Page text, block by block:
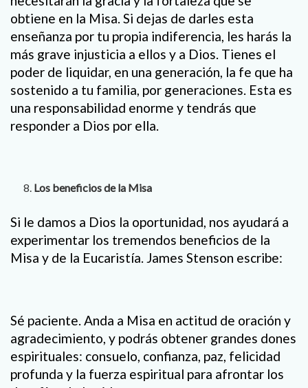
obtiene en la Misa. Si dejas de darles esta
enseñanza por tu propia indiferencia, les harás la
más grave injusticia a ellos y a Dios. Tienes el
poder de liquidar, en una generación, la fe que ha
sostenido a tu familia, por generaciones. Esta es
una responsabilidad enorme y tendrás que
responder a Dios por ella.
Los beneficios de la Misa
Si le damos a Dios la oportunidad, nos ayudará a
experimentar los tremendos beneficios de la
Misa y de la Eucaristía. James Stenson escribe:
Sé paciente. Anda a Misa en actitud de oración y
agradecimiento, y podrás obtener grandes dones
espirituales: consuelo, confianza, paz, felicidad
profunda y la fuerza espiritual para afrontar los